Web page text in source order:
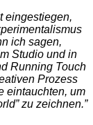
eingestiegen,
ich sagen,
Studio und in
Running Touch
Prozess
eintauchten, um
zu zeichnen.”